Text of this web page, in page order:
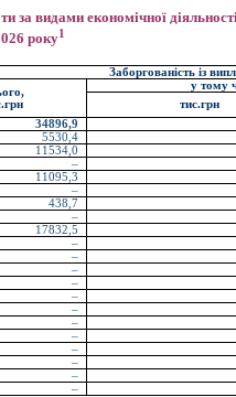
за видами економічної
року1
Заборгованість із
у тому
тис.грн
34896,9
5530,4
11534,0
–
11095,3
–
438,7
–
17832,5
–
–
–
–
–
–
–
–
–
–
–
–